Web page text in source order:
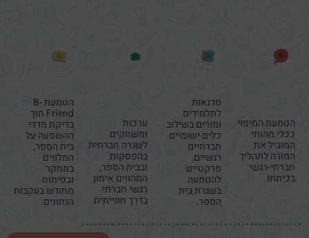
דיגיטלי
הטמעת המיפוי
ככלי מהותי
המוביל את
המורה לתהליך
חברתי-רגשי
בכיתתו.
חברתיות
סדנאות
לתלמידים
ומורים בשילוב
כלים ישומיים
חברתיים
רגשיים,
פרקטיים
להטמעה
בשגרת בית
הספר.
ומשחקים
ערכות
ומשחקים
לשגרה חברתית
בהפסקות
ובבית הספר,
המהווים אימון
רגשי חברתי
בדרך חווייתית.
בקרה
הטמעת B-
Friend תוך
בדיקת מדדי
ההשפעה על
בית הספר,
המלווים
במחקר
ובפיתוח
מחודש בעקבות
הנתונים.